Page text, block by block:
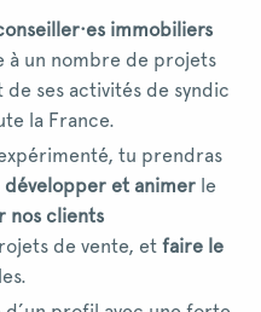
immobiliers
à un nombre de projets
ses activités de syndic
la France.
tu prendras
développer et animer le
nos clients
de vente, et faire le